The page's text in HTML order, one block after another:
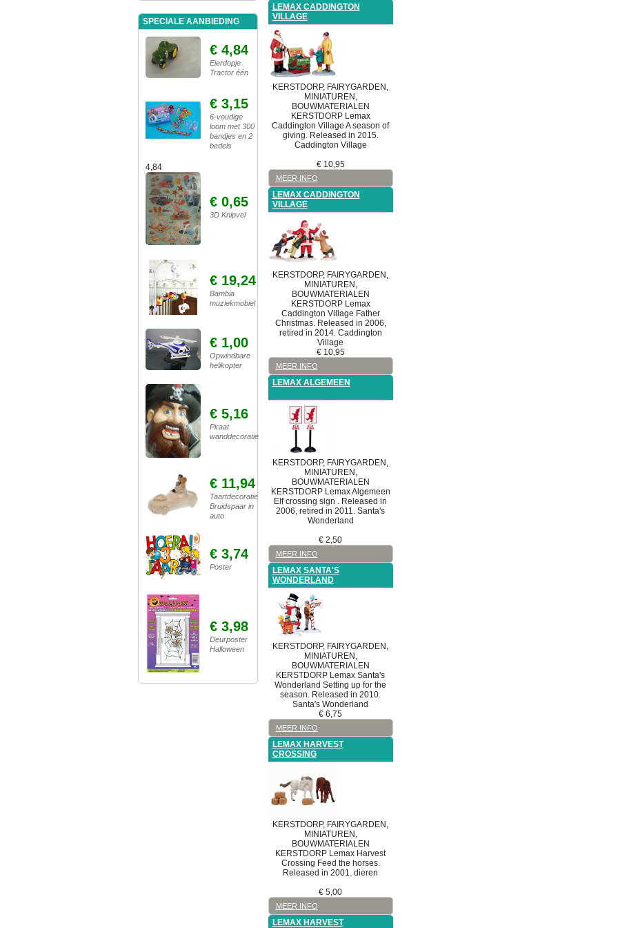
SPECIALE AANBIEDING
€ 4,84
Eierdopje
Tractor één
€ 3,15
6-voudige
loom met 300
bandjes en 2
bedels
4,84
€ 0,65
3D Knipvel
€ 19,24
Bambia
muziekmobiel
€ 1,00
Opwindbare
helikopter
€ 5,16
Piraat
wanddecoratie
€ 11,94
Taartdecoratie
Bruidspaar in
auto
€ 3,74
Poster
€ 3,98
Deurposter
Halloween
LEMAX CADDINGTON
VILLAGE
KERSTDORP, FAIRYGARDEN,
MINIATUREN,
BOUWMATERIALEN
KERSTDORP Lemax
Caddington Village A season of
giving. Released in 2015.
Caddington Village
€ 10,95
MEER INFO
LEMAX CADDINGTON
VILLAGE
KERSTDORP, FAIRYGARDEN,
MINIATUREN,
BOUWMATERIALEN
KERSTDORP Lemax
Caddington Village Father
Christmas. Released in 2006,
retired in 2014. Caddington
Village
€ 10,95
MEER INFO
LEMAX ALGEMEEN
KERSTDORP, FAIRYGARDEN,
MINIATUREN,
BOUWMATERIALEN
KERSTDORP Lemax Algemeen
Elf crossing sign . Released in
2006, retired in 2011. Santa's
Wonderland
€2,50
MEER INFO
LEMAX SANTA'S
WONDERLAND
KERSTDORP, FAIRYGARDEN,
MINIATUREN,
BOUWMATERIALEN
KERSTDORP Lemax Santa's
Wonderland Setting up for the
season. Released in 2010.
Santa's Wonderland
€6,75
MEER INFO
LEMAX HARVEST
CROSSING
KERSTDORP, FAIRYGARDEN,
MINIATUREN,
BOUWMATERIALEN
KERSTDORP Lemax Harvest
Crossing Feed the horses.
Released in 2001. dieren
€5,00
MEER INFO
LEMAX HARVEST